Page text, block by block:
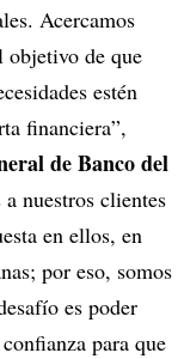
Acercamos
objetivo de que
estén
financiera”,
de Banco del
nuestros clientes
en ellos, en
por eso, somos
es poder
para que